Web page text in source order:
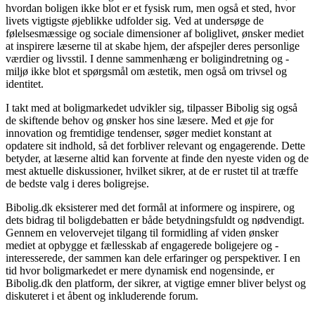
hvordan boligen ikke blot er et fysisk rum, men også et sted, hvor
livets vigtigste øjeblikke udfolder sig. Ved at undersøge de
følelsesmæssige og sociale dimensioner af boliglivet, ønsker mediet
at inspirere læserne til at skabe hjem, der afspejler deres personlige
værdier og livsstil. I denne sammenhæng er boligindretning og -
miljø ikke blot et spørgsmål om æstetik, men også om trivsel og
identitet.
I takt med at boligmarkedet udvikler sig, tilpasser Bibolig sig også
de skiftende behov og ønsker hos sine læsere. Med et øje for
innovation og fremtidige tendenser, søger mediet konstant at
opdatere sit indhold, så det forbliver relevant og engagerende. Dette
betyder, at læserne altid kan forvente at finde den nyeste viden og de
mest aktuelle diskussioner, hvilket sikrer, at de er rustet til at træffe
de bedste valg i deres boligrejse.
Bibolig.dk eksisterer med det formål at informere og inspirere, og
dets bidrag til boligdebatten er både betydningsfuldt og nødvendigt.
Gennem en velovervejet tilgang til formidling af viden ønsker
mediet at opbygge et fællesskab af engagerede boligejere og -
interesserede, der sammen kan dele erfaringer og perspektiver. I en
tid hvor boligmarkedet er mere dynamisk end nogensinde, er
Bibolig.dk den platform, der sikrer, at vigtige emner bliver belyst og
diskuteret i et åbent og inkluderende forum.